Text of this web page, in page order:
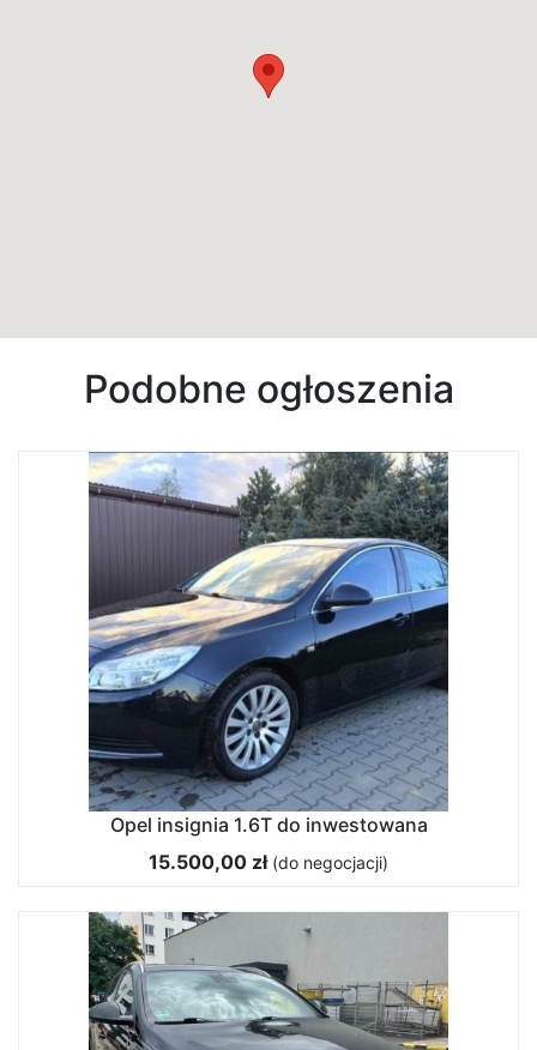
Podobne ogłoszenia
Opel insignia 1.6T do inwestowana
15.500,00 zł (do negocjacji)